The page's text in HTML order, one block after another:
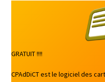
GRATUIT !!!!
CPAdDiCT est le logiciel des